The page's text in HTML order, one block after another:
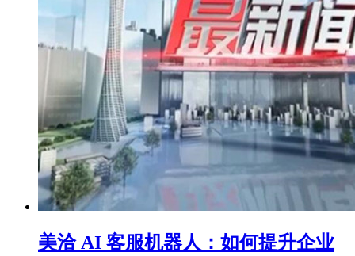
美洽 AI 客服机器人：如何提升企业